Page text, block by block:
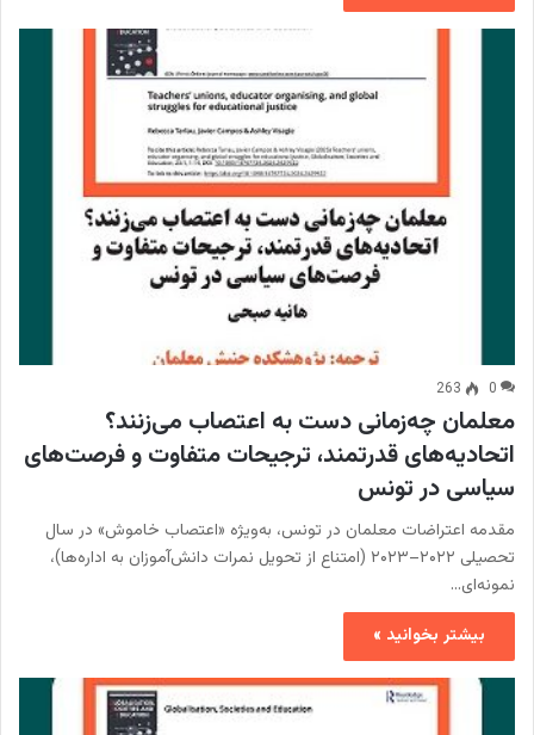
0
263
معلمان چه‌زمانی دست به اعتصاب می‌زنند؟
اتحادیه‌های قدرتمند، ترجیحات متفاوت و فرصت‌های
سیاسی در تونس
مقدمه اعتراضات معلمان در تونس، به‌ویژه «اعتصاب خاموش» در سال
تحصیلی ۲۰۲۲–۲۰۲۳ (امتناع از تحویل نمرات دانش‌آموزان به اداره‌ها)،
نمونه‌ای…
بیشتر بخوانید »